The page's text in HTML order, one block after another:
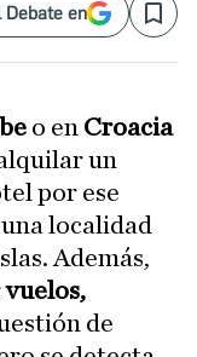
Debate en Save
o en Croacia
un
por ese
localidad
Además,
vuelos,
de